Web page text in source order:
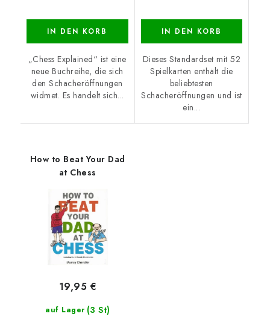
IN DEN KORB
„Chess Explained“ ist eine
neue Buchreihe, die sich
den Schacheröffnungen
widmet. Es handelt sich...
IN DEN KORB
Dieses Standardset mit 52
Spielkarten enthält die
beliebtesten
Schacheröffnungen und ist
ein...
How to Beat Your Dad
at Chess
auf Lager (3 St)
19,95 €